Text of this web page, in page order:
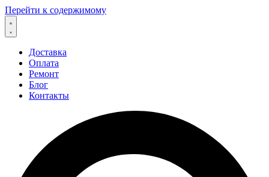
Перейти к содержимому
Доставка
Оплата
Ремонт
Блог
Контакты